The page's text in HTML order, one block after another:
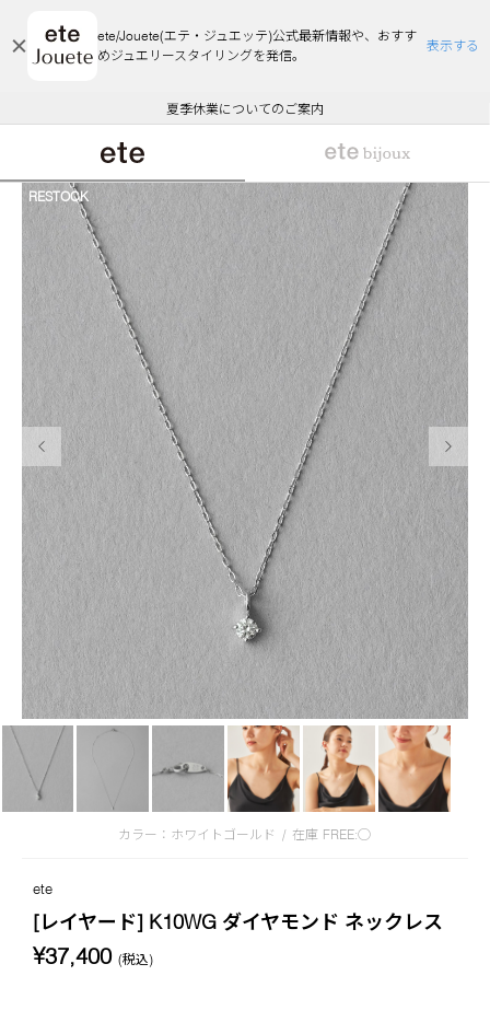
ete/Jouete(エテ・ジュエッテ)公式最新情報や、おすす
めジュエリースタイリングを発信。
表示する
エコラッピング及びエコポイント付与のご案内
ご注文いただいたお品物のお届け状況について
夏季休業についてのご案内
WEB Limited Items >>
採用のご案内
悪質な偽サイトにご注意ください
エコラッピング及びエコポイント付与のご案内
ご注文いただいたお品物のお届け状況について
前の画像
カラー：ホワイトゴールド / 在庫 FREE:◯
RESTOCK
ete
[レイヤード] K10WG ダイヤモンド ネックレス
¥37,400 (税込)